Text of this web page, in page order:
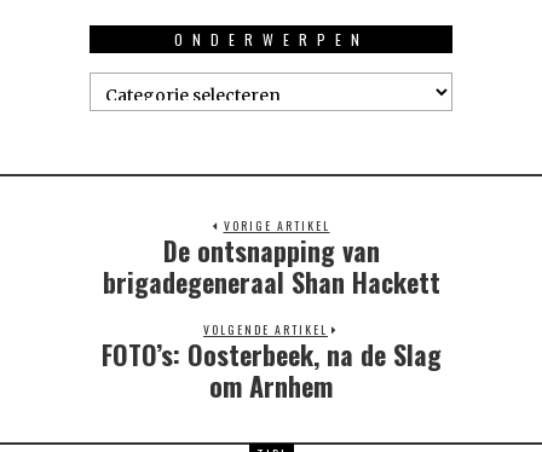
ONDERWERPEN
Onderwerpen
VORIGE ARTIKEL
Previous
post:
De ontsnapping van
brigadegeneraal Shan Hackett
VOLGENDE ARTIKEL
Next
post:
FOTO’s: Oosterbeek, na de Slag
om Arnhem